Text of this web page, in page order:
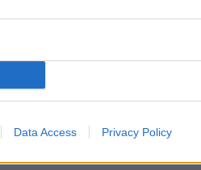
Data Access Privacy Policy
από λίγα λεπτά και